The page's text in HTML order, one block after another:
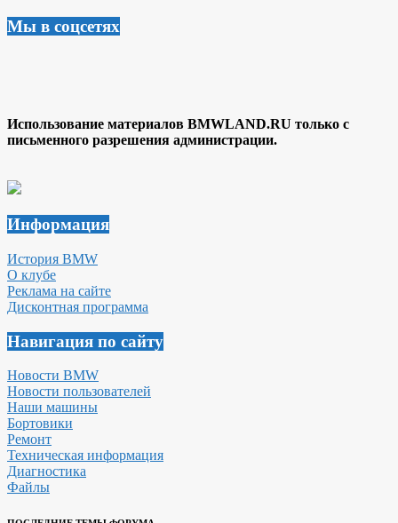
Мы в соцсетях
Использование материалов BMWLAND.RU только с
письменного разрешения администрации.
Информация
История BMW
О клубе
Реклама на сайте
Дисконтная программа
Навигация по сайту
Новости BMW
Новости пользователей
Наши машины
Бортовики
Ремонт
Техническая информация
Диагностика
Файлы